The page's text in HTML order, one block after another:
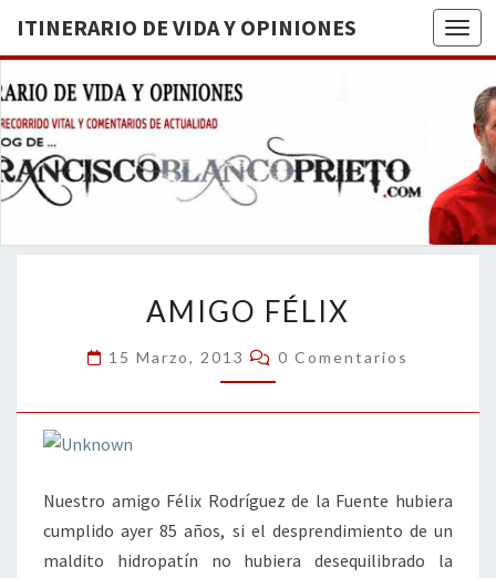
ITINERARIO DE VIDA Y OPINIONES
DE
BREVE
RECORRIDO
VITAL Y
ACTUALIDAD
FÉLIX
AMIGO FÉLIX
15 Marzo, 2013 Comentarios
0 Comentarios
Nuestro amigo Félix Rodríguez de la Fuente hubiera
cumplido ayer 85 años, si el desprendimiento de un
maldito hidropatín no hubiera desequilibrado la